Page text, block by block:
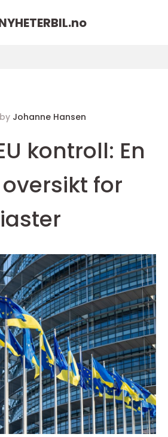
no
by Johanne Hansen
kontroll: En
for